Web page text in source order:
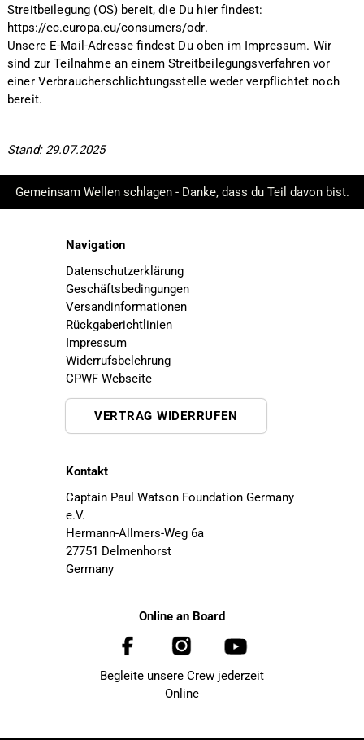
Streitbeilegung (OS) bereit, die Du hier findest:
https://ec.europa.eu/consumers/odr.
Unsere E-Mail-Adresse findest Du oben im Impressum. Wir
sind zur Teilnahme an einem Streitbeilegungsverfahren vor
einer Verbraucherschlichtungsstelle weder verpflichtet noch
bereit.
Stand: 29.07.2025
Gemeinsam Wellen schlagen - Danke, dass du Teil davon bist.
Navigation
Datenschutzerklärung
Geschäftsbedingungen
Versandinformationen
Rückgaberichtlinien
Impressum
Widerrufsbelehrung
CPWF Webseite
VERTRAG WIDERRUFEN
Kontakt
Captain Paul Watson Foundation Germany
e.V.
Hermann-Allmers-Weg 6a
27751 Delmenhorst
Germany
Online an Board
Begleite unsere Crew jederzeit
Online